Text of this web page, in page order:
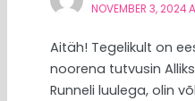
NOVEMBER 3, 2024
Aitäh! Tegelikult on
noorena tutvusin
Runneli luulega, olin